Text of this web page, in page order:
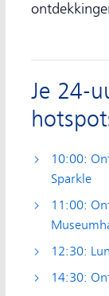
Je 24-
10:00:
Sparkle
11:00:
12:30:
14:30: